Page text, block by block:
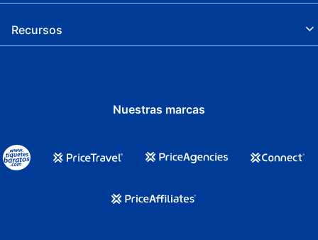
Recursos
Nuestras marcas